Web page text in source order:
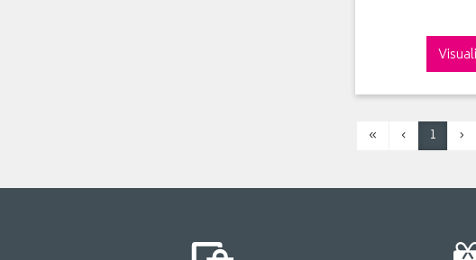
« ‹ 1 ›